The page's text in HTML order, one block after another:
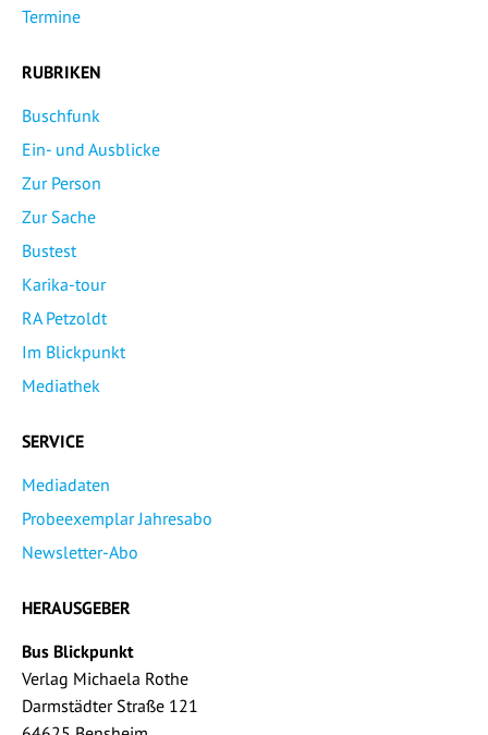
Termine
RUBRIKEN
Buschfunk
Ein- und Ausblicke
Zur Person
Zur Sache
Bustest
Karika-tour
RA Petzoldt
Im Blickpunkt
Mediathek
SERVICE
Mediadaten
Probeexemplar Jahresabo
Newsletter-Abo
HERAUSGEBER
Bus Blickpunkt
Verlag Michaela Rothe
Darmstädter Straße 121